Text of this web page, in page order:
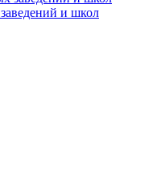
и школ